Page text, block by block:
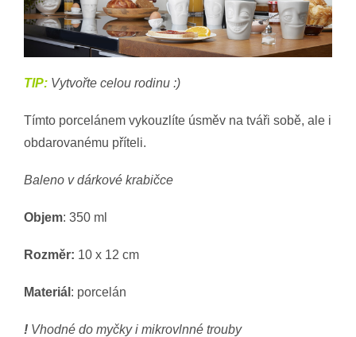
TIP: Vytvořte celou rodinu :)
Tímto porcelánem vykouzlíte úsměv na tváři sobě, ale i
obdarovanému příteli.
Baleno v dárkové krabičce
Objem: 350 ml
Rozměr: 10 x 12 cm
Materiál : porcelán
! Vhodné do myčky i mikrovlnné trouby